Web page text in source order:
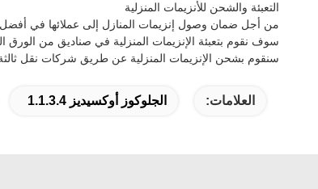
التعبئة والشحن للأنزيمات المنزلية
من أجل ضمان وصول إنزيمات المنازل إلى عملائها في أفضل
سوف نقوم بتعبئة الإنزيمات المنزلية في صناديق من
سنقوم بشحن الإنزيمات المنزلية عن طريق شركات نقل ثالثة
العلامات: الجلوكوز أوكسيديز 1.1.3.4